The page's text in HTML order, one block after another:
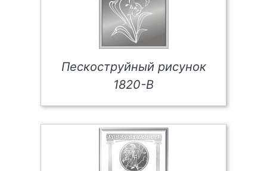
Пескоструйный рисунок
1820-В